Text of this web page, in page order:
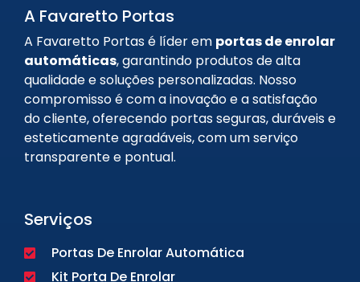
A Favaretto Portas
A Favaretto Portas é líder em portas de enrolar
automáticas, garantindo produtos de alta
qualidade e soluções personalizadas. Nosso
compromisso é com a inovação e a satisfação
do cliente, oferecendo portas seguras, duráveis e
esteticamente agradáveis, com um serviço
transparente e pontual.
Serviços
Portas De Enrolar Automática
Kit Porta De Enrolar